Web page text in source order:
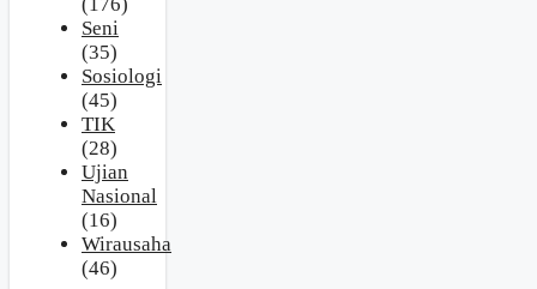
Seni
(35)
Sosiologi
(45)
TIK
(28)
Ujian
Nasional
(16)
Wirausaha
(46)